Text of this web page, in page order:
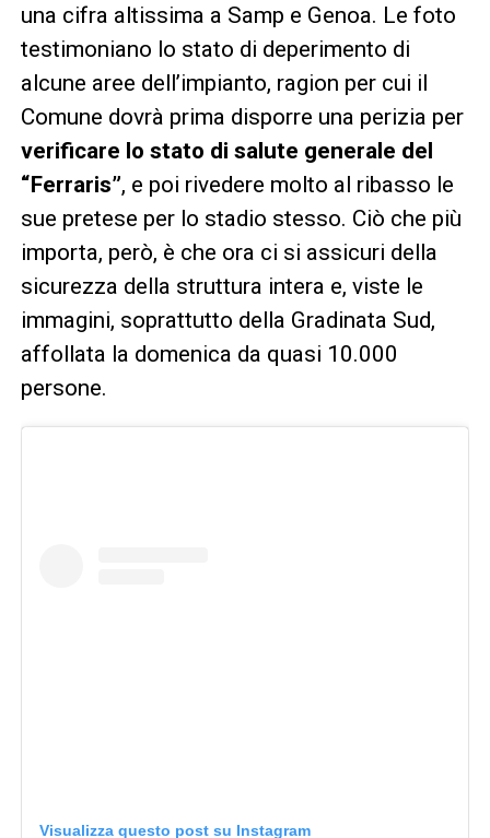
una cifra altissima a Samp e Genoa. Le foto
testimoniano lo stato di deperimento di
alcune aree dell’impianto, ragion per cui il
Comune dovrà prima disporre una perizia per
verificare lo stato di salute generale del
“Ferraris”, e poi rivedere molto al ribasso le
sue pretese per lo stadio stesso. Ciò che più
importa, però, è che ora ci si assicuri della
sicurezza della struttura intera e, viste le
immagini, soprattutto della Gradinata Sud,
affollata la domenica da quasi 10.000
persone.
Visualizza questo post su Instagram